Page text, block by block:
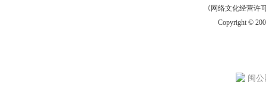
《网络文化经营许
Copyright ©
闽公